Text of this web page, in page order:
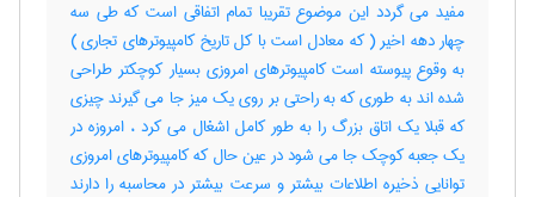
مفید می گردد این موضوع تقریبا تمام اتفاقی است که طی سه
چهار دهه اخیر ( که معادل است با کل تاریخ کامپیوترهای تجاری )
به وقوع پیوسته است کامپیوترهای امروزی بسیار کوچکتر طراحی
شده اند به طوری که به راحتی بر روی یک میز جا می گیرند چیزی
که قبلا یک اتاق بزرگ را به طور کامل اشغال می کرد ، امروزه در
یک جعبه کوچک جا می شود در عین حال که کامپیوترهای امروزی
توانایی ذخیره اطلاعات بیشتر و سرعت بیشتر در محاسبه را دارند